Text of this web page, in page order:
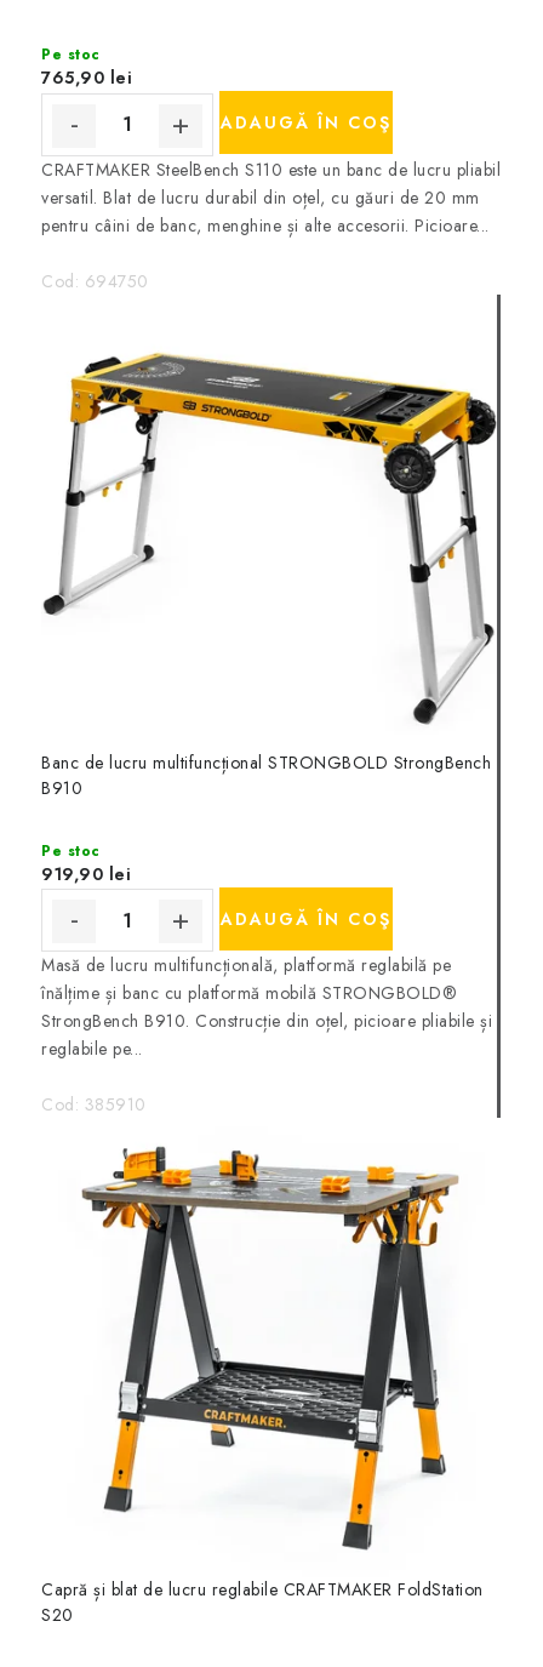
Pe stoc
765,90 lei
ADAUGĂ ÎN COŞ
CRAFTMAKER SteelBench S110 este un banc de lucru pliabil
versatil. Blat de lucru durabil din oțel, cu găuri de 20 mm
pentru câini de banc, menghine și alte accesorii. Picioare...
Cod: 694750
Banc de lucru multifuncțional STRONGBOLD StrongBench
B910
Pe stoc
919,90 lei
ADAUGĂ ÎN COŞ
Masă de lucru multifuncțională, platformă reglabilă pe
înălțime și banc cu platformă mobilă STRONGBOLD®
StrongBench B910. Construcție din oțel, picioare pliabile și
reglabile pe...
Cod: 385910
Capră și blat de lucru reglabile CRAFTMAKER FoldStation
S20